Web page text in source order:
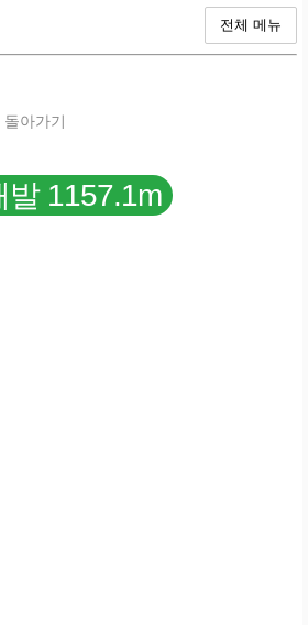
전체 메뉴
아가기
발 1157.1m